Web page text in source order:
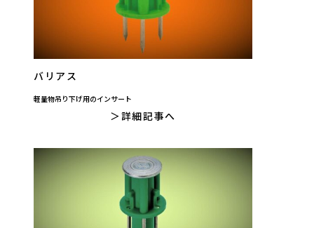
バリアス
軽量物吊り下げ用のインサート
詳細記事へ